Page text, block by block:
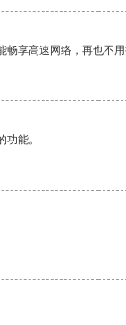
享高速网络，再也不
能。